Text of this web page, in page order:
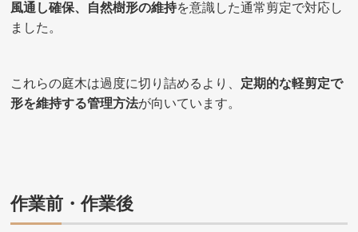
風通し確保、自然樹形の維持を意識した通常剪定で対応し
ました。
これらの庭木は過度に切り詰めるより、 定期的な軽剪定で
形を維持する管理方法が向いています。
作業前・作業後